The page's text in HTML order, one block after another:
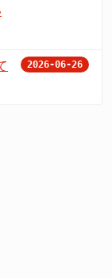
2026-06-26